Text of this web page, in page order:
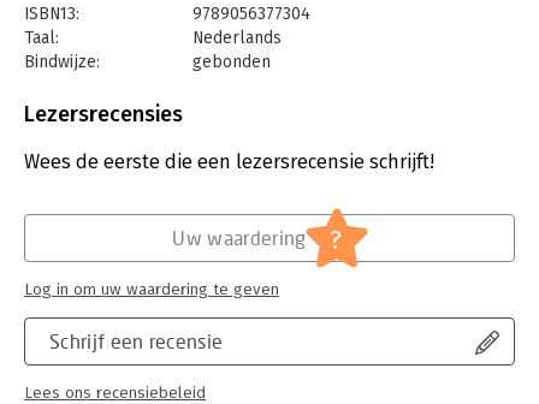
ISBN13:
9789056377304
Taal:
Nederlands
Bindwijze:
gebonden
Uitgever:
Verschijningsdatum:
19-12-2006
Lezersrecensies
Wees de eerste die een lezersrecensie schrijft!
Schrijf een recensie
Lees ons recensiebeleid
Uw waardering ?
Log in om uw waardering te geven